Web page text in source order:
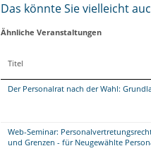
Das könnte Sie vielleicht
Ähnliche Veranstaltungen
Titel
Der Personalrat nach der Wahl:
Web-Seminar:
und Grenzen - für Neugewählte